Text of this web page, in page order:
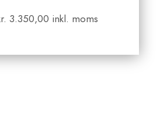
3.350,00 inkl. moms